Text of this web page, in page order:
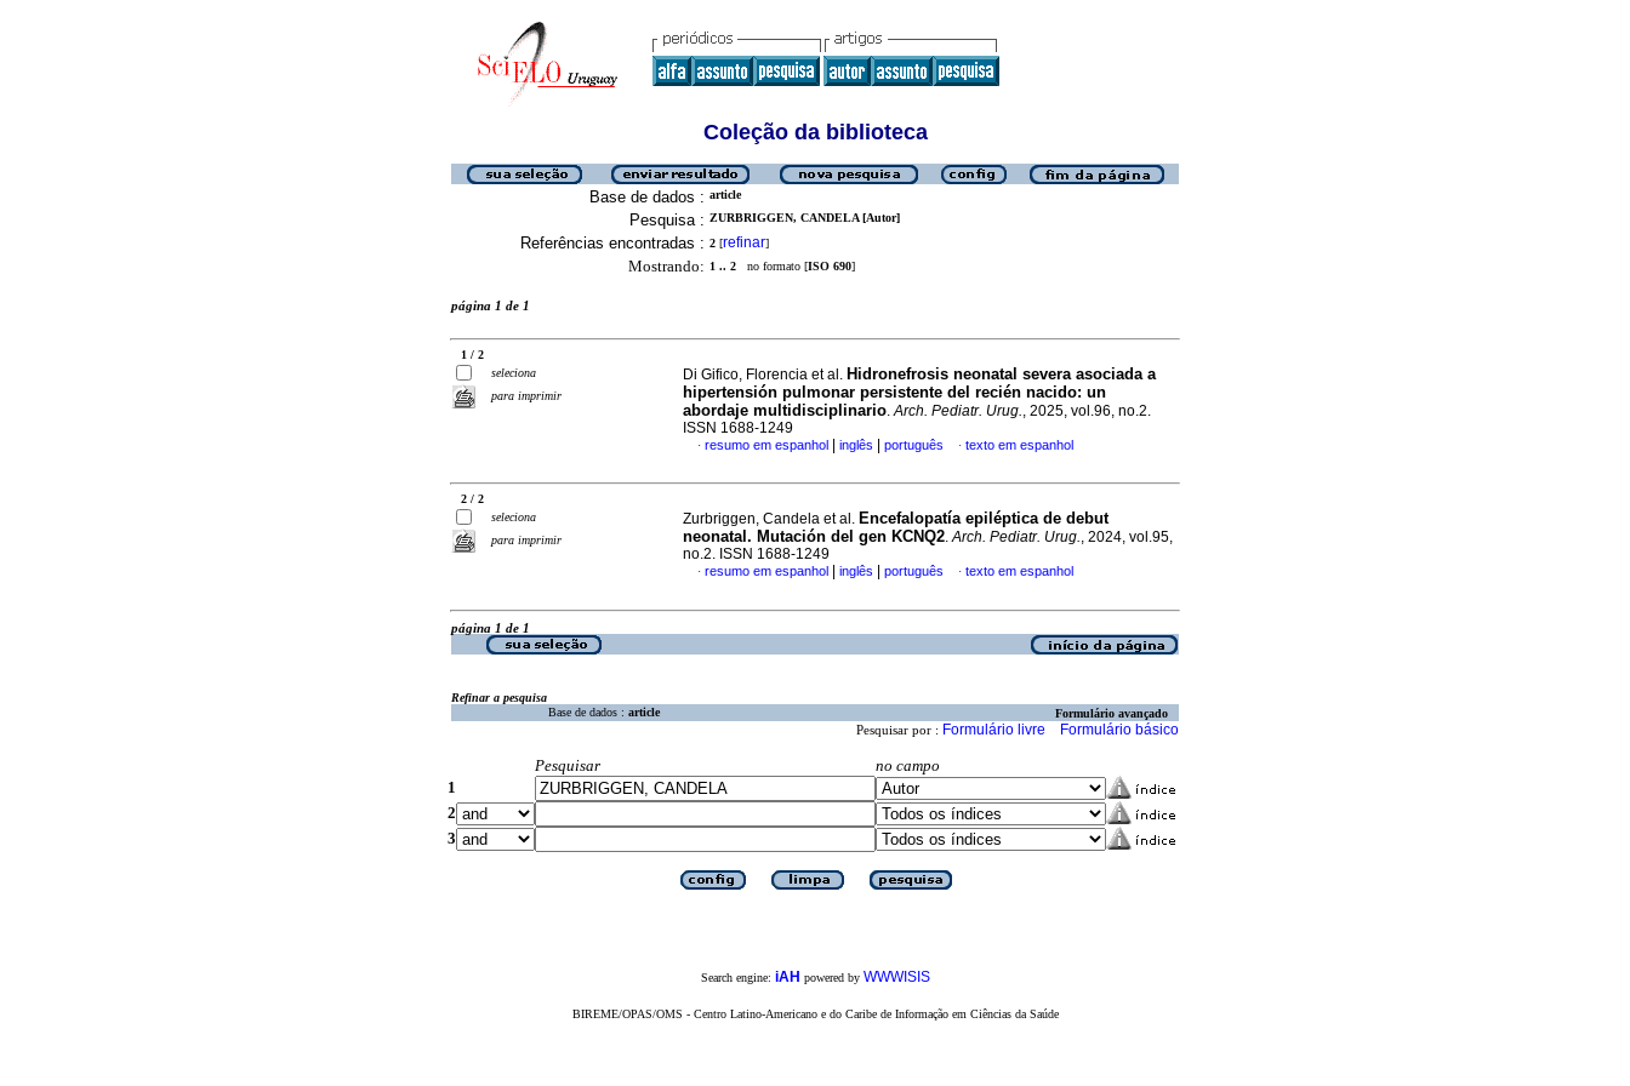
Coleção da biblioteca
Base de dados : article
Pesquisa : ZURBRIGGEN, CANDELA [Autor]
Referências encontradas : 2 [refinar]
Mostrando: 1 .. 2 no formato [ISO 690]
página 1 de 1
1 / 2
seleciona
para imprimir
Di Gifico, Florencia et al. Hidronefrosis neonatal severa asociada a
hipertensión pulmonar persistente del recién nacido: un
abordaje multidisciplinario.Arch. Pediatr. Urug., 2025, vol.96, no.2.
ISSN 1688-1249
· resumo em espanhol inglês português · texto em espanhol
2 / 2
seleciona
para imprimir
Zurbriggen, Candela et al. Encefalopatía epiléptica de debut
neonatal. Mutación del gen KCNQ2.Arch. Pediatr. Urug., 2024, vol.95,
no.2. ISSN 1688-1249
· resumo em espanhol inglês português · texto em espanhol
página 1 de 1
Refinar a pesquisa
Base de dados : article Formulário avançado
Pesquisar por : Formulário livre Formulário básico
Pesquisar
no campo
1
2
3
Search engine: iAH powered by WWWISIS
BIREME/OPAS/OMS - Centro Latino-Americano e do Caribe de Informação em Ciências da Saúde